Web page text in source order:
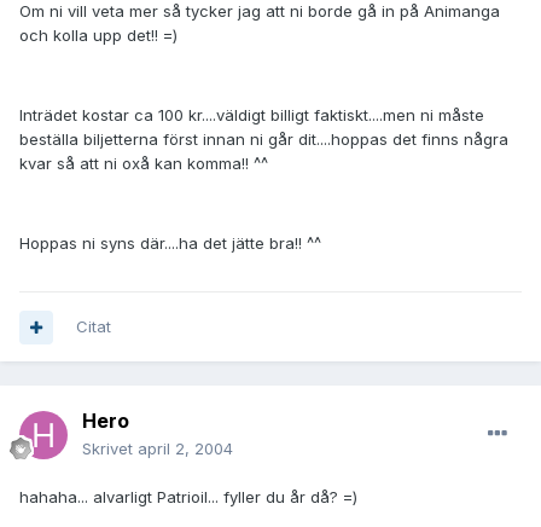
Om ni vill veta mer så tycker jag att ni borde gå in på Animanga
och kolla upp det!! =)
Inträdet kostar ca 100 kr....väldigt billigt faktiskt....men ni måste
beställa biljetterna först innan ni går dit....hoppas det finns några
kvar så att ni oxå kan komma!! ^^
Hoppas ni syns där....ha det jätte bra!! ^^
Citat
Hero
Skrivet april 2, 2004
hahaha... alvarligt Patrioil... fyller du år då? =)